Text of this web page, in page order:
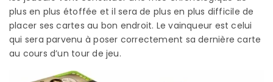
plus en plus étoffée et il sera de plus en plus difficile de
placer ses cartes au bon endroit. Le vainqueur est celui
qui sera parvenu à poser correctement sa dernière carte
au cours d’un tour de jeu.